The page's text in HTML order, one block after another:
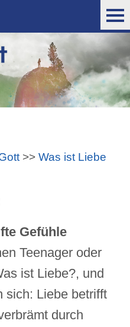
>> Was ist Liebe
Gefühle
Teenager oder
ist Liebe?, und
sich: Liebe betrifft
durch